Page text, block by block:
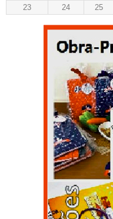
23
24 25